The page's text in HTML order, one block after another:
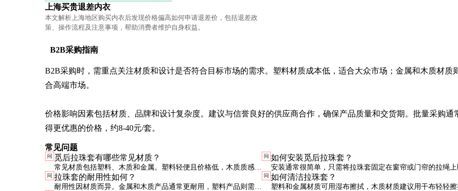
上海买贵退差内衣
本文解析上海地区购买内衣后发现价格偏高如何申请退差价，包括退差政
策、操作流程及注意事项，帮助消费者维护自身权益。
B2B采购指南
B2B采购时，需重点关注材质和设计是否符合目标市场的需求。塑料材质成本低，适合大众市场；金属和木质材质
合高端市场。
价格影响因素包括材质、品牌和设计复杂度。建议与信誉良好的供应商合作，确保产品质量和交货期。批量采购通
得更优惠的价格，约8-40元/套。
常见问题
问 觅后拉珠套有哪些常见材质？
常见材质包括塑料、木质和金属。塑料轻便且价格低，木质质感好
但价格较高，金属耐用且显高档。
问 如何安装觅后拉珠套？
安装通常很简单，只需将拉珠套固定在窗帘或门帘的拉绳上
具体步骤可参考产品说明书或在线教程。
问 拉珠套的耐用性如何？
耐用性因材质而异。金属和木质产品通常更耐用，塑料产品则需避
问 如何清洁拉珠套？
塑料和金属材质可用湿布擦拭，木质材质建议用干布轻轻擦